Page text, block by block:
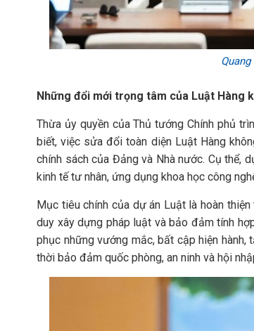
Những đổi mới trọng tâm của Luật Hàng
Thừa ủy quyền của Thủ tướng Chính phủ
biết, việc sửa đổi toàn diện Luật Hàng
chính sách của Đảng và Nhà nước. Cụ thể,
kinh tế tư nhân, ứng dụng khoa học công
Mục tiêu chính của dự án Luật là hoàn
duy xây dựng pháp luật và bảo đảm tính
phục những vướng mắc, bất cập hiện
thời bảo đảm quốc phòng, an ninh và hội